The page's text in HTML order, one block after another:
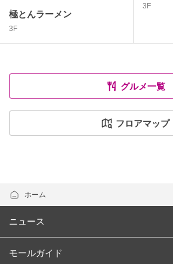
極とんラーメン
3F
3F
グルメ一覧
フロアマップ
ホーム
ニュース
モールガイド